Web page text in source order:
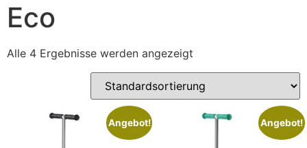
Eco
Alle 4 Ergebnisse werden angezeigt
Angebot! Angebot!